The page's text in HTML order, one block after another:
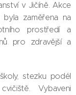
v Jičíně. Akce
zaměřena na
prostředí a
pro zdravější a
stezku podél
Vybaveni